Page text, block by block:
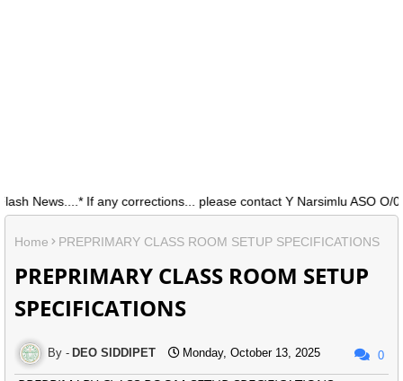
If any corrections... please contact Y Narsimlu ASO O/0
Home PREPRIMARY CLASS ROOM SETUP SPECIFICATIONS
PREPRIMARY CLASS ROOM SETUP
SPECIFICATIONS
DEO SIDDIPET Monday, October 13, 2025 0